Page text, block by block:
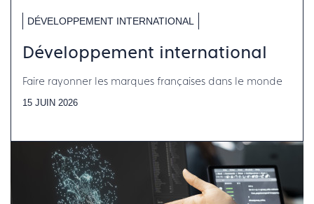
DÉVELOPPEMENT INTERNATIONAL
Développement international
Faire rayonner les marques françaises dans le monde
15 JUIN 2026